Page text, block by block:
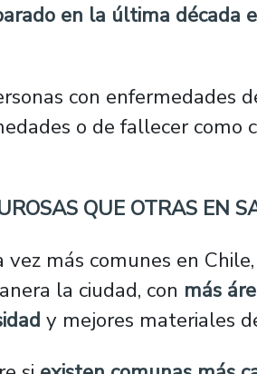
en la última década
con enfermedades
o de fallecer como
QUE OTRAS EN
más comunes en
la ciudad, con más
y mejores materiales